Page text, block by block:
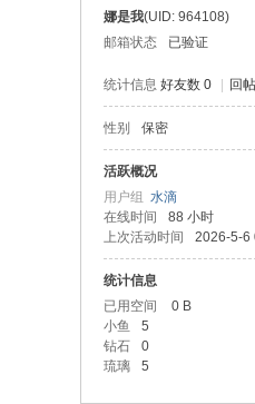
娜是我(UID: 964108)
邮箱状态
已验证
统计信息 好友数 0 回
性别 保密
活跃概况
用户组 水滴
在线时间
88 小时
上次活动时间
2026-5-6
统计信息
已用空间
0 B
小鱼
5
钻石
0
琉璃
5